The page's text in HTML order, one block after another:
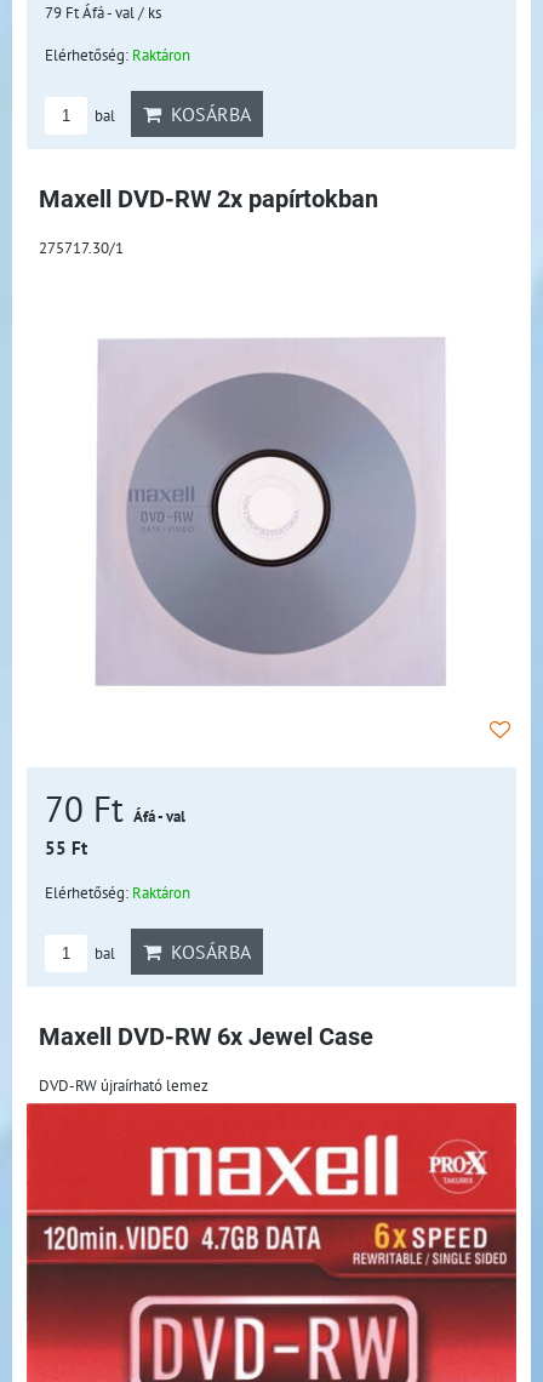
79 FtÁfá - val/ ks
Elérhetőség: Raktáron
bal KOSÁRBA
Maxell DVD-RW 2x papírtokban
275717.30/1
70 Ft Áfá - val
55 Ft
Elérhetőség: Raktáron
bal KOSÁRBA
Maxell DVD-RW 6x Jewel Case
DVD-RW újraírható lemez